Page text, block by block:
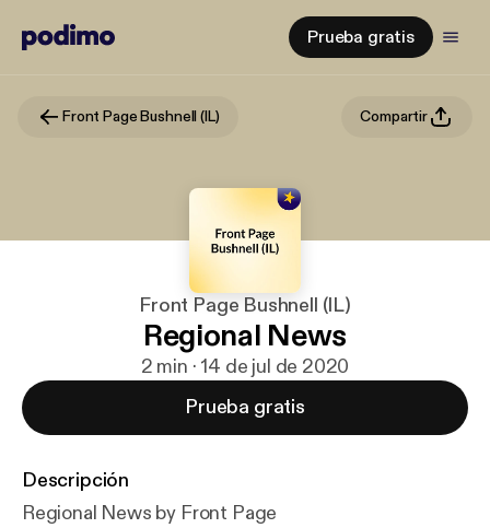
Prueba gratis
Front Page Bushnell (IL) Compartir
Front Page Bushnell (IL)
Regional News
2 min · 14 de jul de 2020
Prueba gratis
Descripción
Regional News by Front Page